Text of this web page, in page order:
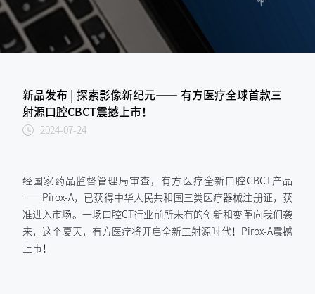
新品发布 | 探索影像新纪元—— 有方医疗全球首款三
射源口腔CBCT震撼上市！
2024-07-24
经国家药品监督管理局审查，有方医疗全新口腔CBCT产品
——Pirox-A，已获得中华人民共和国三类医疗器械注册证，获
准进入市场。一场口腔CT行业前所未有的创新和变革向我们袭
来，这个夏天，有方医疗将开启全新三射源时代！Pirox-A震撼
上市！